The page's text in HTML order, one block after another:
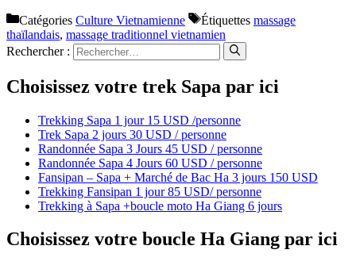
Catégories Culture Vietnamienne Étiquettes massage
thaïlandais, massage traditionnel vietnamien
Rechercher :
Choisissez votre trek Sapa par ici
Trekking Sapa 1 jour 15 USD /personne
Trek Sapa 2 jours 30 USD / personne
Randonnée Sapa 3 Jours 45 USD / personne
Randonnée Sapa 4 Jours 60 USD / personne
Fansipan – Sapa + Marché de Bac Ha 3 jours 150 USD
Trekking Fansipan 1 jour 85 USD/ personne
Trekking à Sapa +boucle moto Ha Giang 6 jours
Choisissez votre boucle Ha Giang par ici